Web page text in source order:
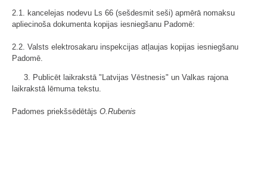
2.1. kancelejas nodevu Ls 66 (sešdesmit seši) apmērā nomaksu
apliecinoša dokumenta kopijas iesniegšanu Padomē:
2.2. Valsts elektrosakaru inspekcijas atļaujas kopijas iesniegšanu
Padomē.
3. Publicēt laikrakstā "Latvijas Vēstnesis" un Valkas rajona
laikrakstā lēmuma tekstu.
Padomes priekšsēdētājs O.Rubenis